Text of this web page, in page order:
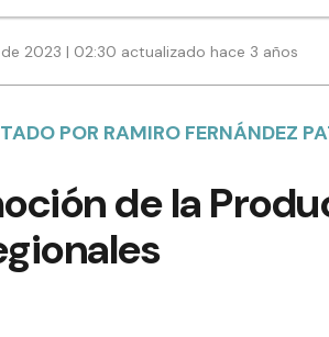
2023 | 02:30 actualizado hace 3 años
POR RAMIRO FERNÁNDEZ
de la